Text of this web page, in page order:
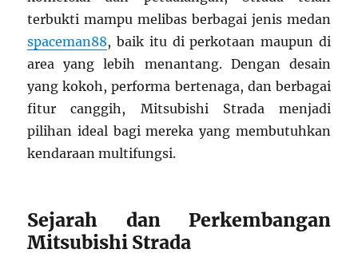
terbukti mampu melibas berbagai jenis medan
spaceman88, baik itu di perkotaan maupun di
area yang lebih menantang. Dengan desain
yang kokoh, performa bertenaga, dan berbagai
fitur canggih, Mitsubishi Strada menjadi
pilihan ideal bagi mereka yang membutuhkan
kendaraan multifungsi.
Sejarah dan Perkembangan
Mitsubishi Strada